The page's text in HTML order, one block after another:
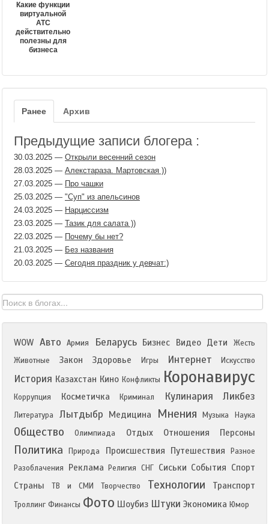
Какие функции
виртуальной
АТС
действительно
полезны для
бизнеса
Ранее Архив
Предыдущие записи блогера :
30.03.2025 — Открыли весенний сезон
28.03.2025 — Алекстараза. Мартовская ))
27.03.2025 — Про чашки
25.03.2025 — "Суп" из апельсинов
24.03.2025 — Нарциссизм
23.03.2025 — Тазик для салата ))
22.03.2025 — Почему бы нет?
21.03.2025 — Без названия
20.03.2025 — Сегодня праздник у девчат:)
WOW Авто Армия Беларусь Бизнес Видео Дети
Жесть
Животные
Закон Здоровье Игры Интернет Искусство
История Казахстан Кино Конфликты Коронавирус
Коррупция Косметичка Криминал Кулинария Ликбез
Литература Лытдыбр Медицина Мнения Музыка Наука
Общество Олимпиада Отдых Отношения Персоны
Политика Природа Происшествия Путешествия
Разное
Разоблачения
Реклама Религия СНГ Сиськи События Спорт
Страны
ТВ и СМИ Творчество Технологии Транспорт
Троллинг Финансы Фото Шоубиз Штуки Экономика Юмор